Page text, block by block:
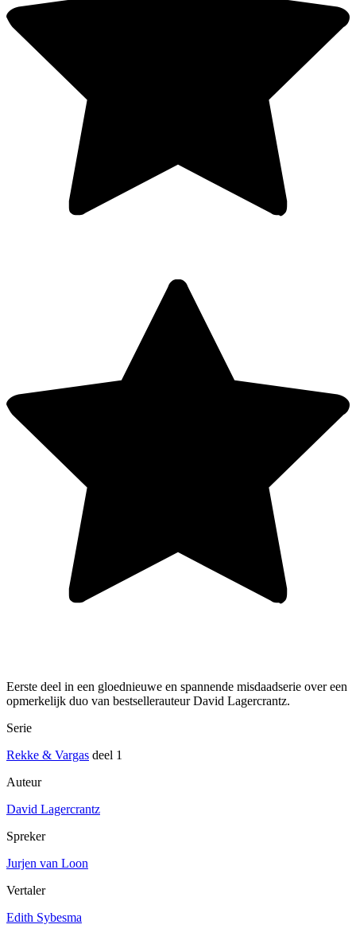
Eerste deel in een gloednieuwe en spannende misdaadserie over een
opmerkelijk duo van bestsellerauteur David Lagercrantz.
Serie
Rekke & Vargas deel 1
Auteur
David Lagercrantz
Spreker
Jurjen van Loon
Vertaler
Edith Sybesma